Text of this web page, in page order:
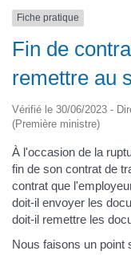
Fiche pratique
Fin de
remettre au
Vérifié le 30/06/2023 -
(Première ministre)
À l'occasion de la
fin de son contrat de
contrat que
doit-il envoyer les
doit-il remettre les
Nous faisons un point